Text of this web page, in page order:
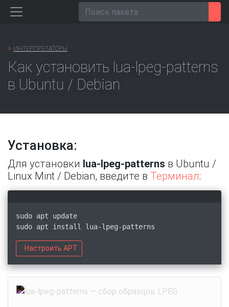
Перейти
» ИНТЕРПРЕТАТОРЫ
Как установить lua-lpeg-patterns
в Ubuntu / Debian
Установка:
Для установки lua-lpeg-patterns в Ubuntu /
Linux Mint / Debian, введите в Терминал:
sudo apt update
sudo apt install lua-lpeg-patterns
Настроить APT